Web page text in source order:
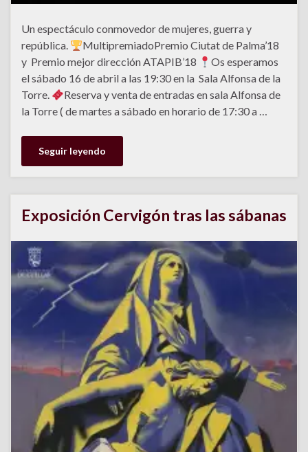
Un espectáculo conmovedor de mujeres, guerra y
república.
MultipremiadoPremio Ciutat de Palma’18
y Premio mejor dirección ATAPIB’18
Os esperamos
el sábado 16 de abril a las 19:30 en la Sala Alfonsa de la
Torre.
Reserva y venta de entradas en sala Alfonsa de
la Torre ( de martes a sábado en horario de 17:30 a …
Seguir leyendo
Exposición Cervigón tras las sábanas